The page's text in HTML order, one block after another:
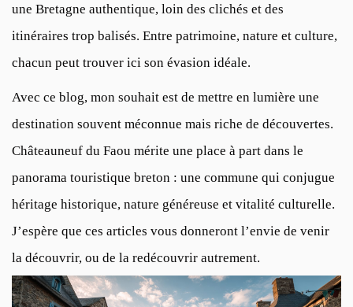
une Bretagne authentique, loin des clichés et des
itinéraires trop balisés. Entre patrimoine, nature et culture,
chacun peut trouver ici son évasion idéale.
Avec ce blog, mon souhait est de mettre en lumière une
destination souvent méconnue mais riche de découvertes.
Châteauneuf du Faou mérite une place à part dans le
panorama touristique breton : une commune qui conjugue
héritage historique, nature généreuse et vitalité culturelle.
J’espère que ces articles vous donneront l’envie de venir
la découvrir, ou de la redécouvrir autrement.